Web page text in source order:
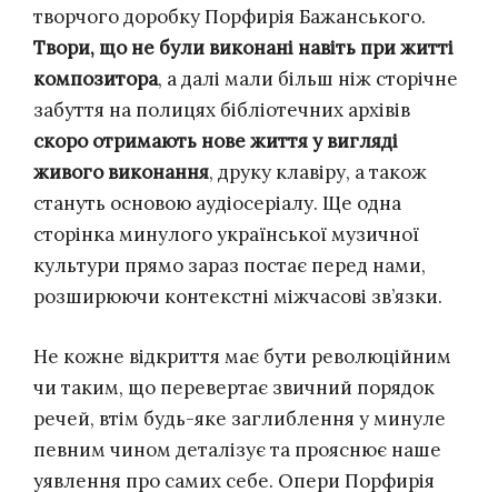
творчого доробку Порфирія Бажанського.
Твори, що не були виконані навіть при житті
композитора, а далі мали більш ніж сторічне
забуття на полицях бібліотечних архівів
скоро отримають нове життя у вигляді
живого виконання, друку клавіру, а також
стануть основою аудіосеріалу. Ще одна
сторінка минулого української музичної
культури прямо зараз постає перед нами,
розширюючи контекстні міжчасові зв’язки.
Не кожне відкриття має бути революційним
чи таким, що перевертає звичний порядок
речей, втім будь-яке заглиблення у минуле
певним чином деталізує та прояснює наше
уявлення про самих себе. Опери Порфирія